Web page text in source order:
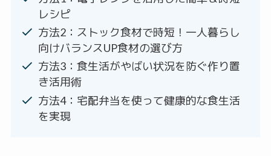
レシピ
方法2：ストック食材で時短！一人暮らし
向けバランスUP食材の選び方
方法3：食生活がやばい状況を防ぐ作り置
き活用術
方法4：宅配弁当を使って健康的な食生活
を実現